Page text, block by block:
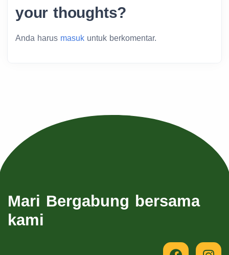
your thoughts?
Anda harus masuk untuk berkomentar.
Mari Bergabung bersama
kami